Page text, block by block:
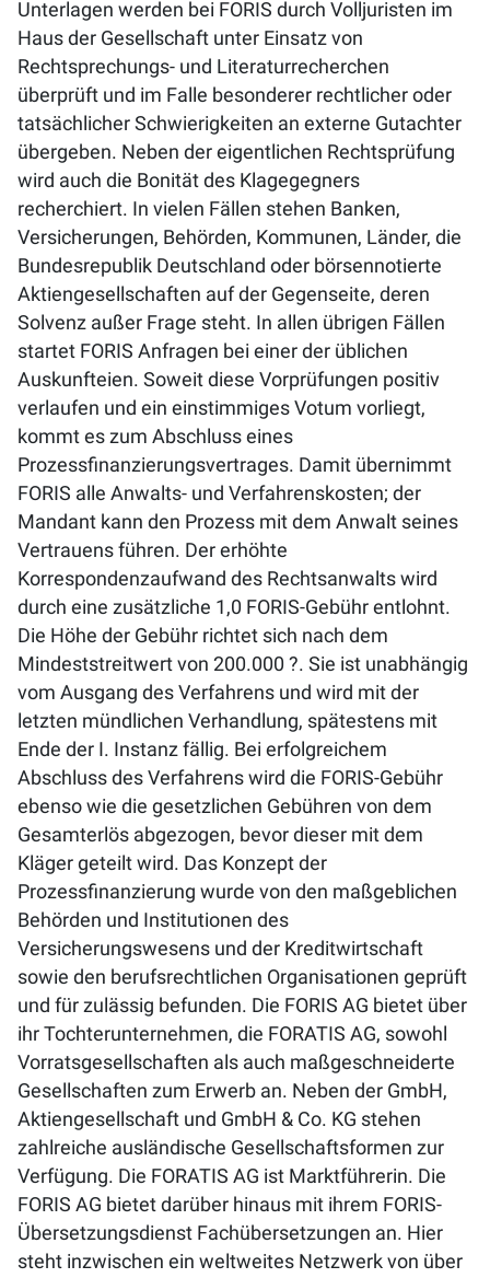
Unterlagen werden bei FORIS durch Volljuristen im
Haus der Gesellschaft unter Einsatz von
Rechtsprechungs- und Literaturrecherchen
überprüft und im Falle besonderer rechtlicher oder
tatsächlicher Schwierigkeiten an externe Gutachter
übergeben. Neben der eigentlichen Rechtsprüfung
wird auch die Bonität des Klagegegners
recherchiert. In vielen Fällen stehen Banken,
Versicherungen, Behörden, Kommunen, Länder, die
Bundesrepublik Deutschland oder börsennotierte
Aktiengesellschaften auf der Gegenseite, deren
Solvenz außer Frage steht. In allen übrigen Fällen
startet FORIS Anfragen bei einer der üblichen
Auskunfteien. Soweit diese Vorprüfungen positiv
verlaufen und ein einstimmiges Votum vorliegt,
kommt es zum Abschluss eines
Prozessfinanzierungsvertrages. Damit übernimmt
FORIS alle Anwalts- und Verfahrenskosten; der
Mandant kann den Prozess mit dem Anwalt seines
Vertrauens führen. Der erhöhte
Korrespondenzaufwand des Rechtsanwalts wird
durch eine zusätzliche 1,0 FORIS-Gebühr entlohnt.
Die Höhe der Gebühr richtet sich nach dem
Mindeststreitwert von 200.000 ?. Sie ist unabhängig
vom Ausgang des Verfahrens und wird mit der
letzten mündlichen Verhandlung, spätestens mit
Ende der I. Instanz fällig. Bei erfolgreichem
Abschluss des Verfahrens wird die FORIS-Gebühr
ebenso wie die gesetzlichen Gebühren von dem
Gesamterlös abgezogen, bevor dieser mit dem
Kläger geteilt wird. Das Konzept der
Prozessfinanzierung wurde von den maßgeblichen
Behörden und Institutionen des
Versicherungswesens und der Kreditwirtschaft
sowie den berufsrechtlichen Organisationen geprüft
und für zulässig befunden. Die FORIS AG bietet über
ihr Tochterunternehmen, die FORATIS AG, sowohl
Vorratsgesellschaften als auch maßgeschneiderte
Gesellschaften zum Erwerb an. Neben der GmbH,
Aktiengesellschaft und GmbH & Co. KG stehen
zahlreiche ausländische Gesellschaftsformen zur
Verfügung. Die FORATIS AG ist Marktführerin. Die
FORIS AG bietet darüber hinaus mit ihrem FORIS-
Übersetzungsdienst Fachübersetzungen an. Hier
steht inzwischen ein weltweites Netzwerk von über